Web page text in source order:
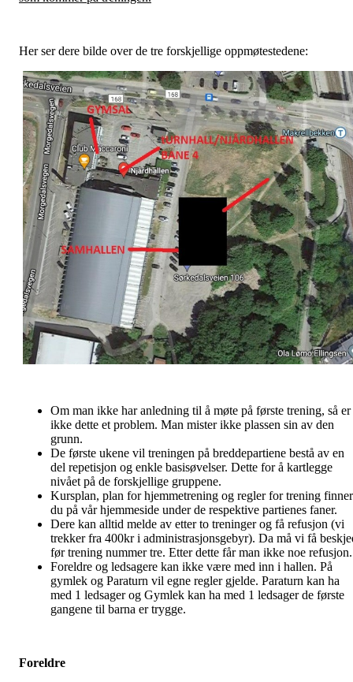
Her ser dere bilde over de tre forskjellige oppmøtestedene:
Om man ikke har anledning til å møte på første trening, så er
ikke dette et problem. Man mister ikke plassen sin av den
grunn.
De første ukene vil treningen på breddepartiene bestå av en
del repetisjon og enkle basisøvelser. Dette for å kartlegge
nivået på de forskjellige gruppene.
Kursplan, plan for hjemmetrening og regler for trening finner
du på vår hjemmeside under de respektive partienes faner.
Dere kan alltid melde av etter to treninger og få refusjon (vi
trekker fra 400kr i administrasjonsgebyr). Da må vi få
før trening nummer tre. Etter dette får man ikke noe refusjon.
Foreldre og ledsagere kan ikke være med inn i hallen. På
gymlek og Paraturn vil egne regler gjelde. Paraturn kan ha
med 1 ledsager og Gymlek kan ha med 1 ledsager de første
gangene til barna er trygge.
Foreldre